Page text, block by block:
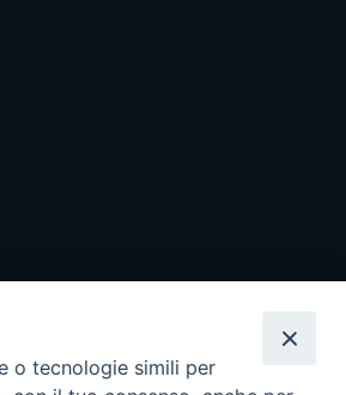
o tecnologie simili per